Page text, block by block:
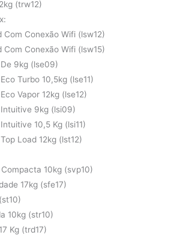
(trw12)
Com Conexão Wifi (lsw12)
Com Conexão Wifi (lsw15)
9kg (lse09)
Turbo 10,5kg (lse11)
Vapor 12kg (lse12)
9kg (lsi09)
10,5 Kg (lsi11)
Load 12kg (lst12)
10kg (svp10)
17kg (sfe17)
10kg (str10)
Kg (trd17)